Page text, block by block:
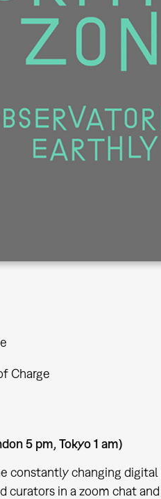
Charge
5 pm, Tokyo 1 am)
constantly changing
curators in a zoom chat